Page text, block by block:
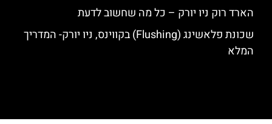
הארד רוק ניו יורק – כל מה שחשוב לדעת
שכונת פלאשינג (Flushing) בקווינס, ניו יורק- המדריך
המלא